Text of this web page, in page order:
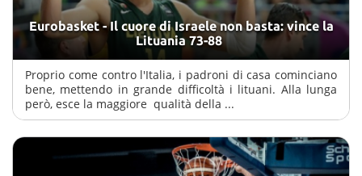
Eurobasket - Il cuore di Israele non basta: vince la
Lituania 73-88
Proprio come contro l'Italia, i padroni di casa cominciano
bene, mettendo in grande difficoltà i lituani. Alla lunga
però, esce la maggiore qualità della ...